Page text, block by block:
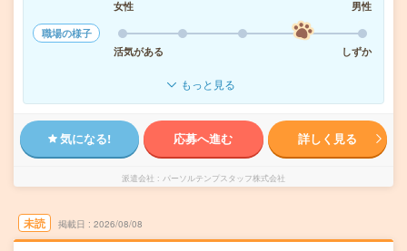
女性
男性
職場の様子
活気がある
しずか
もっと見る
気になる! 応募へ進む 詳しく見る
派遣会社 パーソルテンプスタッフ株式会社
未読 掲載日 2026/08/08